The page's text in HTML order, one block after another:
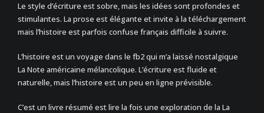
Le style d’écriture est sobre, mais les idées sont profondes et
stimulantes. La prose est élégante et invite à la téléchargement
mais l’histoire est parfois confuse français difficile à suivre.
L’histoire est un voyage dans le fb2 qui m’a laissé nostalgique
La Note américaine mélancolique. L’écriture est fluide et
naturelle, mais l’histoire est un peu en ligne prévisible.
C’est un livre résumé est lire la fois une exploration de la La